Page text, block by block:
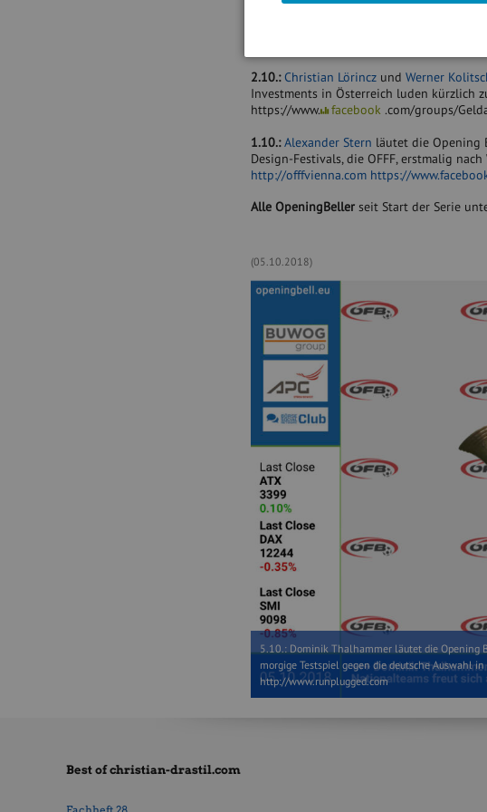
2.10.:Christian Lörinczund Werner
Investments in Österreich luden kürzlich
https://www.
facebook.com/groups/
1.10.:Alexander Stern läutet die Opening
Design-Festivals, die OFFF, erstmalig
http://offfvienna.com https://
Alle OpeningBellerseit Start der Serie
(05.10.2018)
5.10.: Dominik Thalhammer läutet die Opening
morgige Testspiel gegen die deutsche Auswahl
http://www.runplugged.com
Best of christian-drastil.com